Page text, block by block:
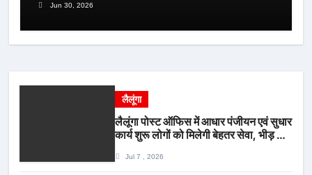
Jun 30, 2026
लैलूंगा
लैलूंगा पोस्ट ऑफिस में आधार पंजीयन एवं सुधार
कार्य शुरू लोगों को मिलेगी बेहतर सेवा, भीड़ से
Jul 7 , 2026